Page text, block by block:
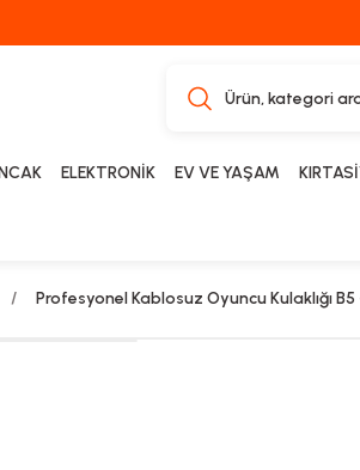
ELEKTRONİK EV VE YAŞAM
Profesyonel Kablosuz Oyuncu Kulaklığı B5